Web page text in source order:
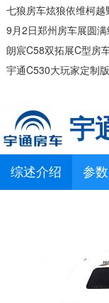
七狼房车炫狼依维柯
9月2日郑州房车展圆
追捧！
朗宸C58双拓展C型房
宇通C530大玩家定制
宇
综述介绍 参数